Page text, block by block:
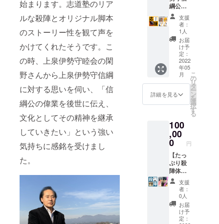
始まります。志道塾のリア
ルな殺陣とオリジナル脚本
のストーリー性を観て声を
かけてくれたそうです。こ
の時、上泉伊勢守睦会の閑
野さんから上泉伊勢守信綱
に対する思いを伺い、「信
綱公の偉業を後世に伝え、
文化としてその精神を継承
していきたい」という強い
気持ちに感銘を受けまし
た。
時、必
ず【備
考欄】
に掲載
時のご
希望の
お名前
をご記
入くだ
さい。
の際や
ペン
舗名な
どご希
望の方
もその
旨をご
記入く
ださ
い。 例)
匿名希
望、記
載名前
「のぶ
つな」
際やペ
ンネー
ム、店
舗名な
どご希
望の方
もその
旨をご
記入く
ださ
匿名希
望、記
つな」
希望、
記載名
前「上
泉伊勢
守商
店」希
望な
ど。 ・
応援
メッ
セージ
をいた
⚫︎舞台
『信綱
外伝
一槍の
魂』特
設Web
サイト
とパ
ンフ
レット
にお名
前の記
の掲載
・2022
年5月以
をメー
ルで調
整させ
ていた
だきま
す。 ・
場所は
新陰流
体験：
のお手
紙 ※舞
台オリ
ジナル
ポスト
カード
付き ⚫︎
お礼殺
陣動画
in赤城
神社 ⚫︎
上泉伊
に！
パンフ
レット
⚫︎舞台
『信綱
外伝
一槍の
魂』特
設Web
サイト
とパ
ンフ
レット
綱公応
援コー
ス♣︎※各
種体験
不要な
方向け
⚫︎お礼
のお手
紙 ※
舞台オ
リジナ
ルポス
トカー
殺陣動
画in赤
城神社
※特別
バー
ジョン
になり
ます。
⚫︎「上
泉伊勢
守信綱
を全国
支援
者：
1人
お届
け予
定：
2022
年05
月
詳細を見る
こ
の
リ
タ
ー
ン
を
選
択
す
る
100
,00
0 円
【たっ
ぷり殺
陣体験
＋動画
コー
ス】 ◎
殺陣の
レッス
ンを90
支援
者：
0人
お届
け予
定：